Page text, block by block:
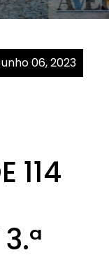
06, 2023
114